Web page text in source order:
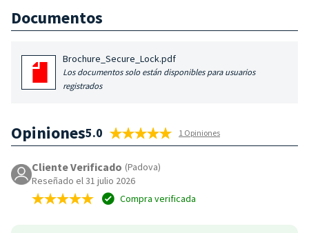
Documentos
Brochure_Secure_Lock.pdf
Los documentos solo están disponibles para usuarios
registrados
Opiniones5.0 1 Opiniones
Cliente Verificado (Padova)
Reseñado el 31 julio 2026
Compra verificada